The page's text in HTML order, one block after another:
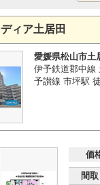
ィア土居田
愛媛県松山市土
伊予鉄道郡中線
予讃線 市坪駅
価
間取